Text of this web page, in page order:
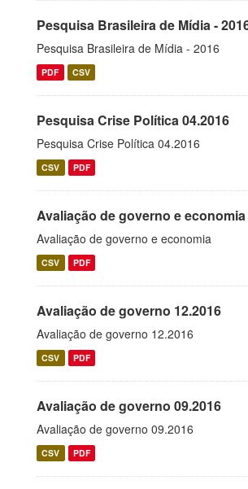
Pesquisa Brasileira de Mídia -
Pesquisa Brasileira de Mídia - 2016
PDF CSV
Pesquisa Crise Política 04.2016
Pesquisa Crise Política 04.2016
CSV PDF
Avaliação de governo e economia
Avaliação de governo e economia
CSV PDF
Avaliação de governo 12.2016
Avaliação de governo 12.2016
CSV PDF
Avaliação de governo 09.2016
Avaliação de governo 09.2016
CSV PDF